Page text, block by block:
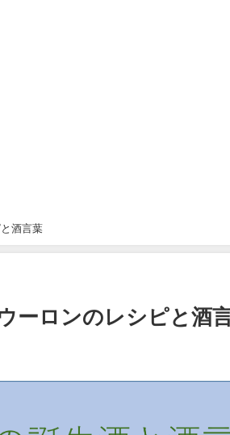
酒言葉
ーロンのレシピと酒